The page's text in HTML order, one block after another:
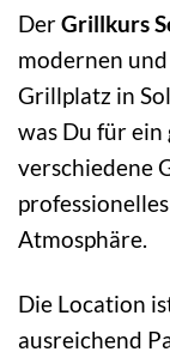
DerGrillkurs
modernen
Grillplatz in
was Du für
verschiedene
Atmosphäre.
Die Location
ausreichend